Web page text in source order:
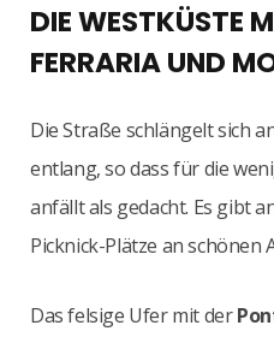
DIE WESTKÜSTE
FERRARIA UND
Die Straße schlängelt sich
entlang, so dass für die
anfällt als gedacht. Es gibt
Picknick-Plätze an schönen
Das felsige Ufer mit der